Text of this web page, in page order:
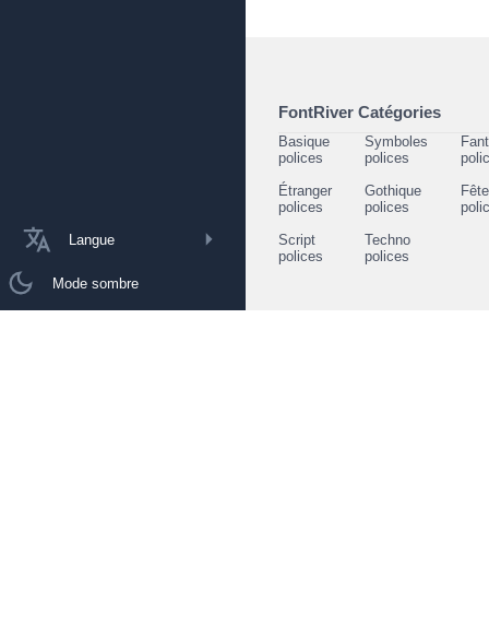
Langue
Mode sombre
FontRiver Catégories
Basique
polices
Symboles
polices
Étranger
polices
Gothique
polices
Script
polices
Techno
polices